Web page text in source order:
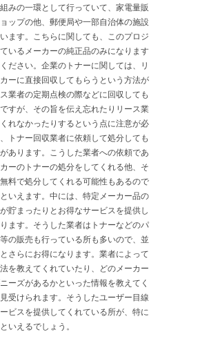
みの一環として行っていて、家電量販
ップの他、郵便局や一部自治体の施設
ます。こちらに関しても、このプロジ
いるメーカーの純正品のみになります
ださい。企業のトナーに関しては、リ
ーに直接回収してもらうという方法が
業者の定期点検の際などに回収しても
すが、その旨を伝え忘れたりリース業
れなかったりするという点に注意が必
トナー回収業者に依頼して処分しても
あります。こうした業者への依頼であ
ーのトナーの処分をしてくれる他、そ
料で処分してくれる可能性もあるので
いえます。中には、特定メーカー品の
貯まったりとお得なサービスを提供し
ます。そうした業者はトナーなどのパ
の販売も行っている所も多いので、並
さらにお得になります。業者によって
を教えてくれていたり、どのメーカー
ーズがあるかといった情報を教えてく
受けられます。そうしたユーザー目線
ビスを提供してくれている所が、特に
いえるでしょう。